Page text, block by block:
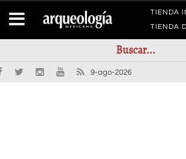
TIENDA
TIENDA
9-ago-2026